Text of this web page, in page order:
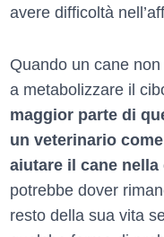
avere difficoltà
Quando un cane
a metabolizzare il
maggior parte di
un veterinario
aiutare il cane
potrebbe dover
resto della sua vita